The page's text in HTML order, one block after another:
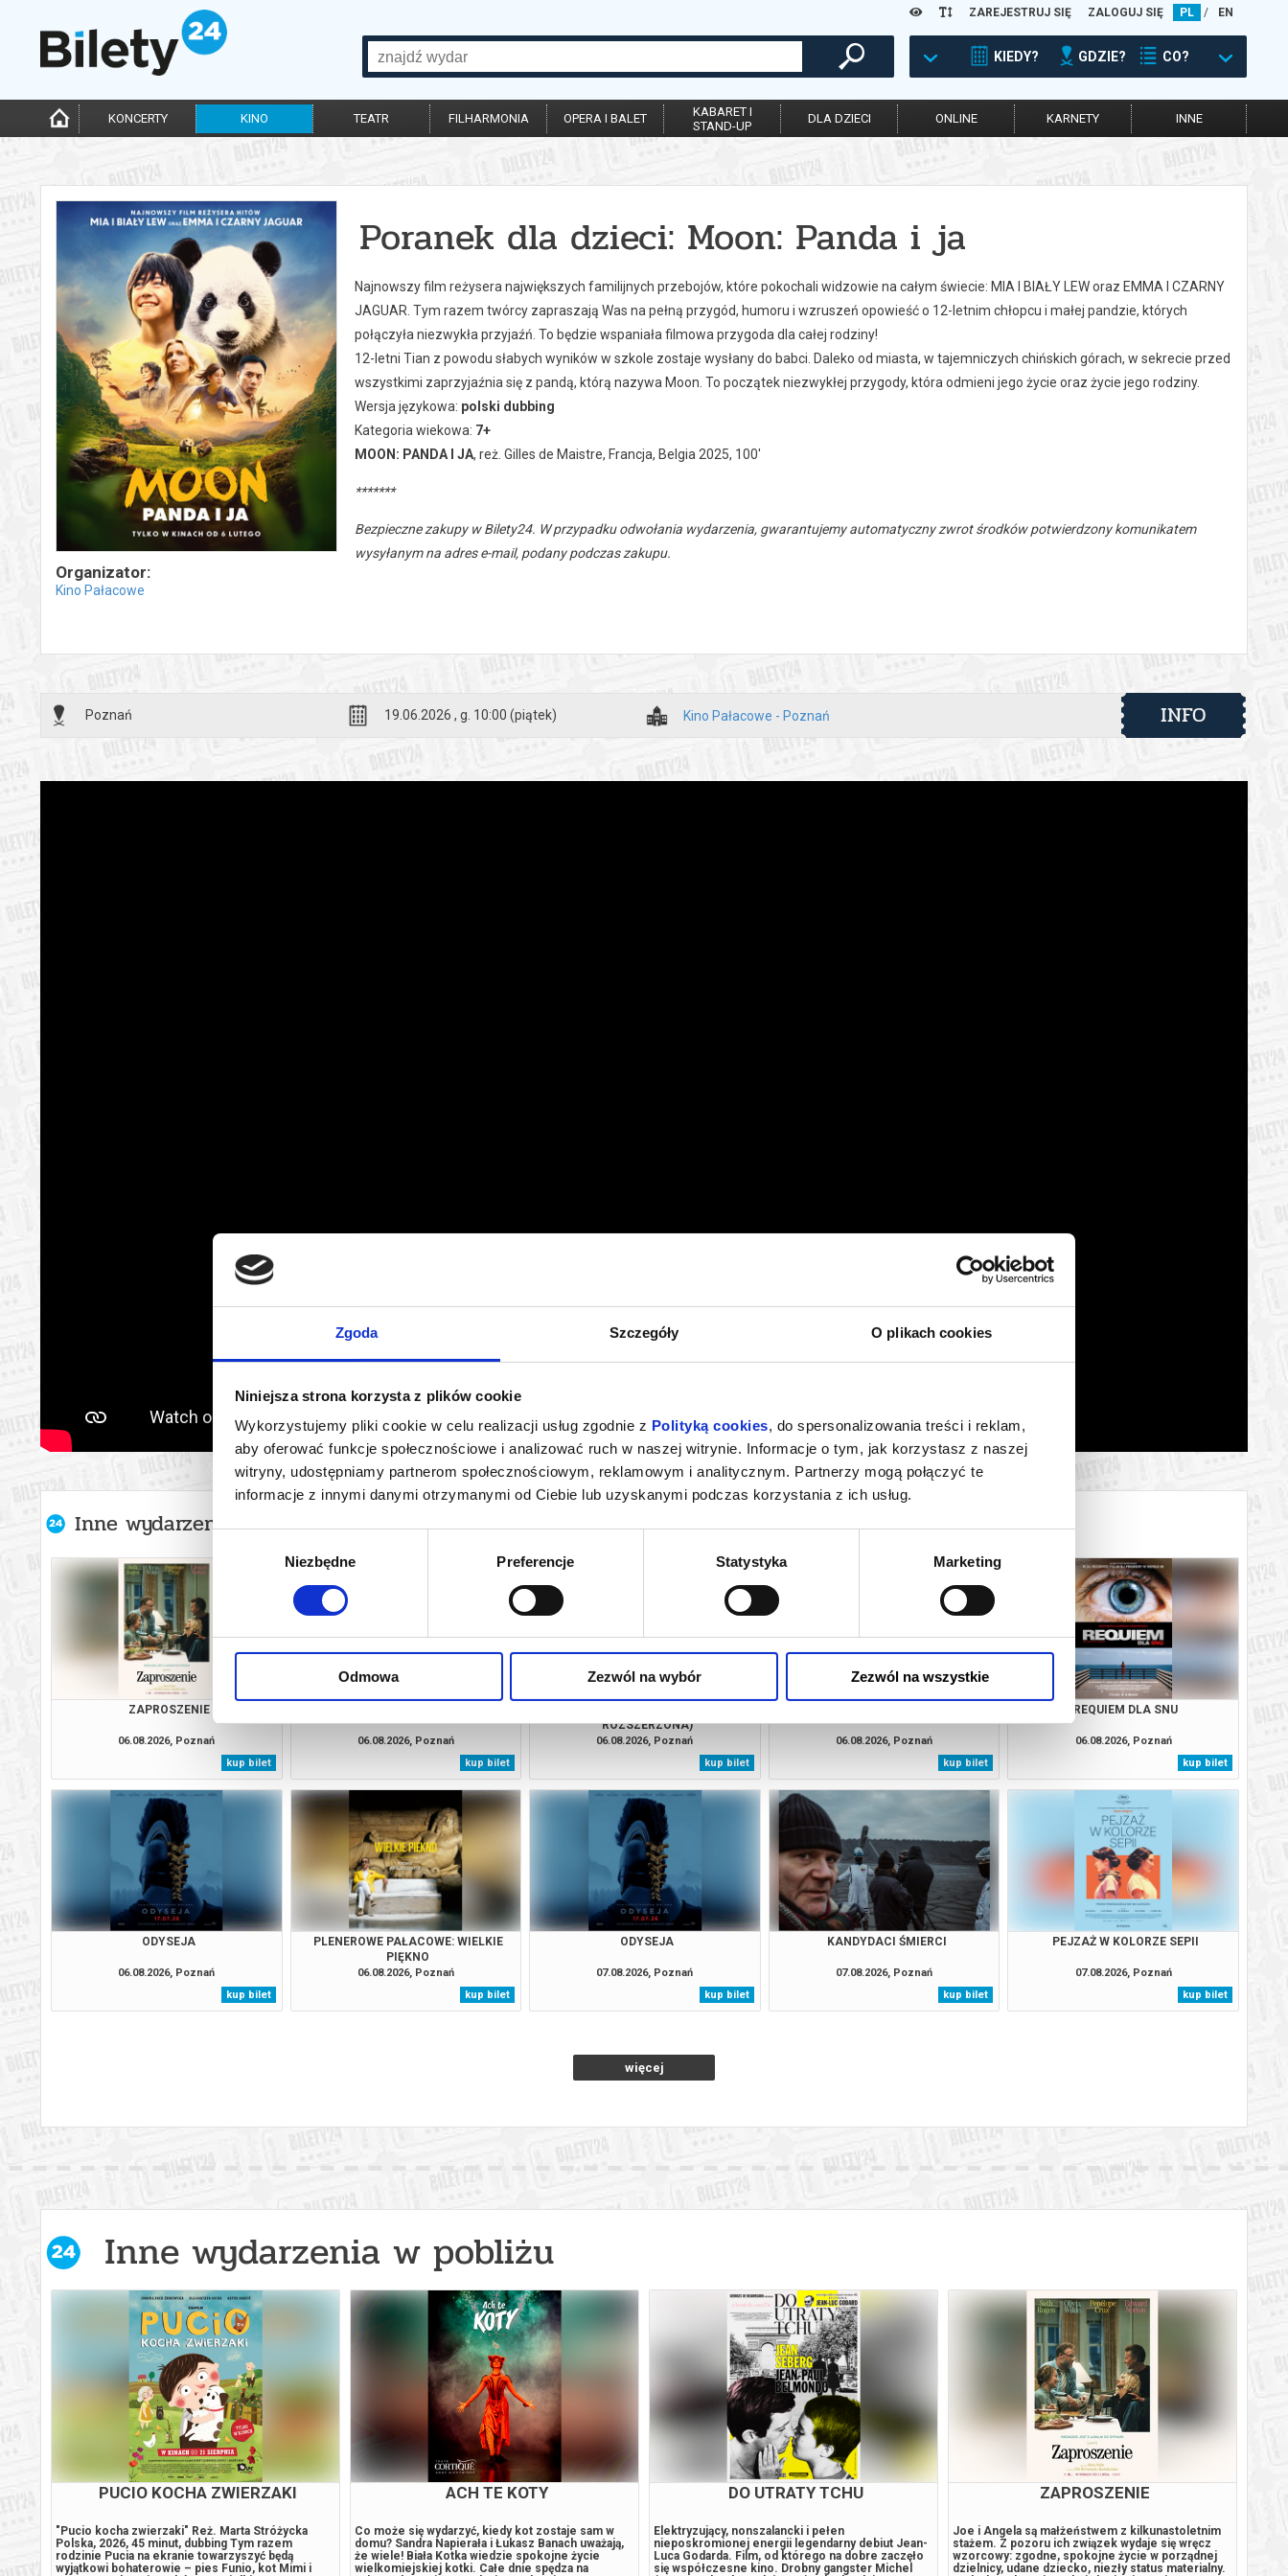
Zgoda Szczegóły O plikach cookies
Niniejsza strona korzysta z plików cookie
Wykorzystujemy pliki cookie w celu realizacji usług zgodnie z Polityką cookies, do spersonalizowania treści i reklam,
aby oferować funkcje społecznościowe i analizować ruch w naszej witrynie. Informacje o tym, jak korzystasz z naszej
witryny, udostępniamy partnerom społecznościowym, reklamowym i analitycznym. Partnerzy mogą połączyć te
informacje z innymi danymi otrzymanymi od Ciebie lub uzyskanymi podczas korzystania z ich usług.
zgody
Niezbędne Preferencje Statystyka Marketing
Odmowa Zezwól na wybór Zezwól na wszystkie
ZAREJESTRUJ SIĘ ZALOGUJ SIĘ PL / EN
KIEDY? GDZIE? CO?
KONCERTY KINO TEATR FILHARMONIA OPERA I BALET
KABARET I
STAND-UP
DLA DZIECI ONLINE KARNETY INNE
Organizator:
Kino Pałacowe
Poranek dla dzieci: Moon: Panda i ja
Najnowszy film reżysera największych familijnych przebojów, które pokochali widzowie na całym świecie: MIA I BIAŁY LEW oraz EMMA I CZARNY
JAGUAR. Tym razem twórcy zapraszają Was na pełną przygód, humoru i wzruszeń opowieść o 12-letnim chłopcu i małej pandzie, których
połączyła niezwykła przyjaźń. To będzie wspaniała filmowa przygoda dla całej rodziny!
12-letni Tian z powodu słabych wyników w szkole zostaje wysłany do babci. Daleko od miasta, w tajemniczych chińskich górach, w sekrecie przed
wszystkimi zaprzyjaźnia się z pandą, którą nazywa Moon. To początek niezwykłej przygody, która odmieni jego życie oraz życie jego rodziny.
Wersja językowa: polski dubbing
Kategoria wiekowa: 7+
MOON: PANDA I JA, reż. Gilles de Maistre, Francja, Belgia 2025, 100'
*******
Bezpieczne zakupy w Bilety24. W przypadku odwołania wydarzenia, gwarantujemy automatyczny zwrot środków potwierdzony komunikatem
wysyłanym na adres e-mail, podany podczas zakupu.
Poznań 19.06.2026 , g. 10:00 (piątek) Kino Pałacowe - Poznań INFO
Inne wydarzenia organizatora
ZAPROSZENIE
06.08.2026, Poznań
kup bilet
06.08.2026, Poznań
kup bilet
ROZSZERZONA)
06.08.2026, Poznań
kup bilet
06.08.2026, Poznań
kup bilet
REQUIEM DLA SNU
06.08.2026, Poznań
kup bilet
ODYSEJA
06.08.2026, Poznań
kup bilet
PLENEROWE PAŁACOWE: WIELKIE
PIĘKNO
06.08.2026, Poznań
kup bilet
ODYSEJA
07.08.2026, Poznań
kup bilet
KANDYDACI ŚMIERCI
07.08.2026, Poznań
kup bilet
PEJZAŻ W KOLORZE SEPII
07.08.2026, Poznań
kup bilet
więcej
Inne wydarzenia w pobliżu
PUCIO KOCHA ZWIERZAKI
"Pucio kocha zwierzaki" Reż. Marta Stróżycka
Polska, 2026, 45 minut, dubbing Tym razem
rodzinie Pucia na ekranie towarzyszyć będą
wyjątkowi bohaterowie – pies Funio, kot Mimi i
ACH TE KOTY
Co może się wydarzyć, kiedy kot zostaje sam w
domu? Sandra Napierała i Łukasz Banach uważają,
że wiele! Biała Kotka wiedzie spokojne życie
wielkomiejskiej kotki. Całe dnie spędza na
DO UTRATY TCHU
Elektryzujący, nonszalancki i pełen
nieposkromionej energii legendarny debiut Jean-
Luca Godarda. Film, od którego na dobre zaczęło
się współczesne kino. Drobny gangster Michel
ZAPROSZENIE
Joe i Angela są małżeństwem z kilkunastoletnim
stażem. Z pozoru ich związek wydaje się wręcz
wzorcowy: zgodne, spokojne życie w porządnej
dzielnicy, udane dziecko, niezły status materialny.